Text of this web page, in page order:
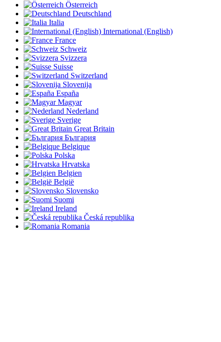
Österreich
Deutschland
Italia
International (English)
France
Schweiz
Svizzera
Suisse
Switzerland
Slovenija
España
Magyar
Nederland
Sverige
Great Britain
България
Belgique
Polska
Hrvatska
Belgien
België
Slovensko
Suomi
Ireland
Česká republika
Romania